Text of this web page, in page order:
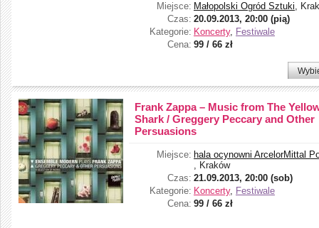
Miejsce: Małopolski Ogród Sztuki,
Czas: 20.09.2013, 20:00 (pią)
Kategorie: Koncerty, Festiwale
Cena: 99 / 66 zł
Frank Zappa – Music from The
Shark / Greggery Peccary and Other
Persuasions
Miejsce: hala ocynowni ArcelorMittal
, Kraków
Czas: 21.09.2013, 20:00 (sob)
Kategorie: Koncerty, Festiwale
Cena: 99 / 66 zł